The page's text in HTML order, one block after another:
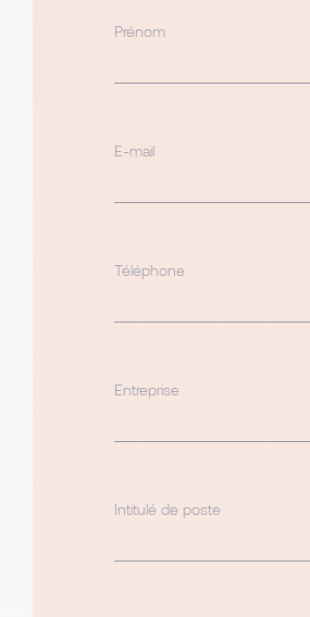
Prénom
E-mail
Téléphone
Entreprise
Intitulé de poste